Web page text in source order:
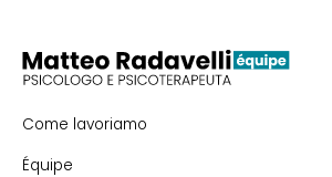
Come lavoriamo
Équipe